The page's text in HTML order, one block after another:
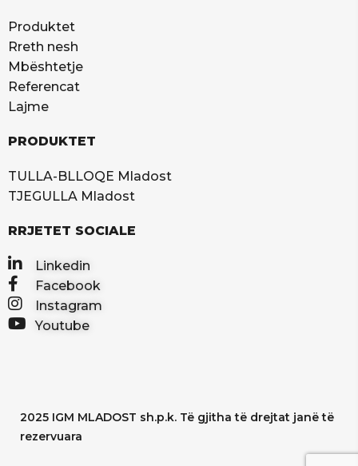
Produktet
Rreth nesh
Mbështetje
Referencat
Lajme
PRODUKTET
TULLA-BLLOQE Mladost
TJEGULLA Mladost
RRJETET SOCIALE
Linkedin
Facebook
Instagram
Youtube
2025 IGM MLADOST sh.p.k. Të gjitha të drejtat janë të
rezervuara